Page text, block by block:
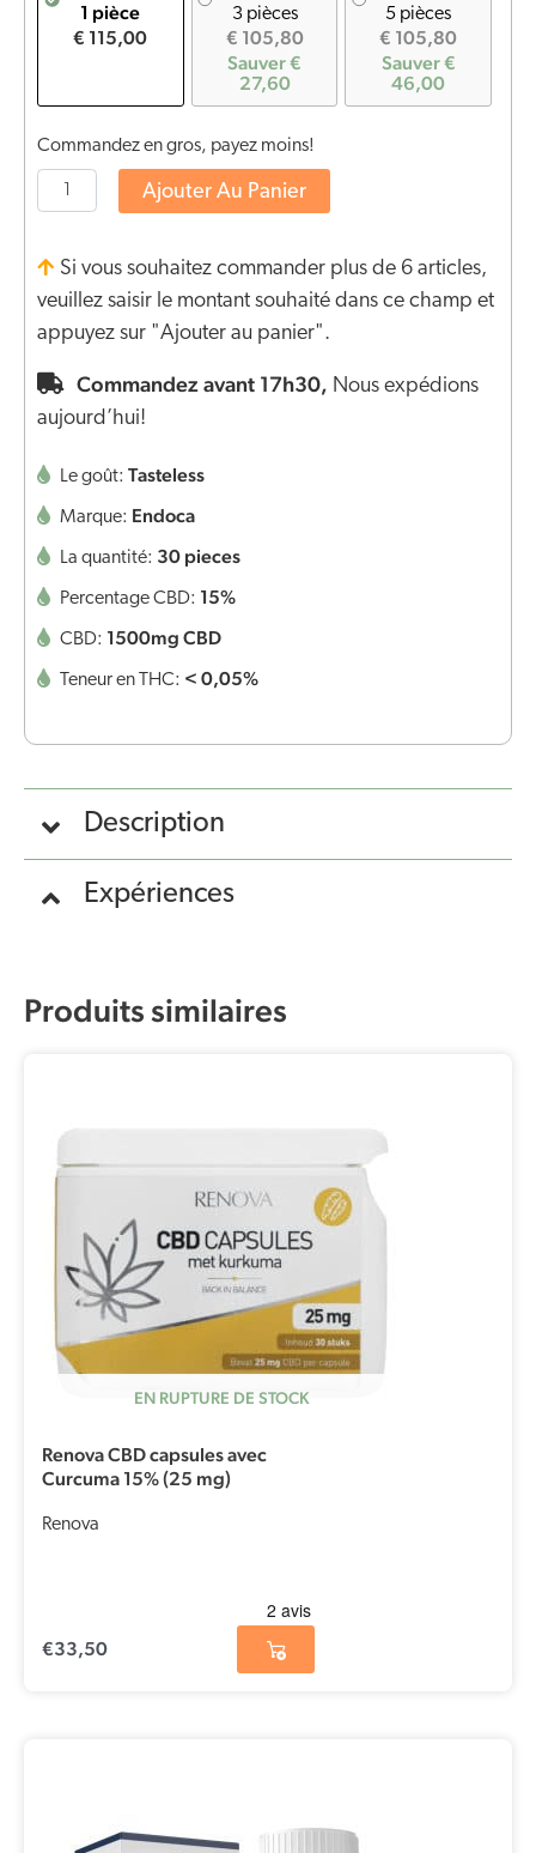
1 pièce
€ 115,00
3 pièces
€ 105,80
Sauver €
27,60
5 pièces
€ 105,80
Sauver €
46,00
Commandez en gros, payez moins!
Ajouter Au Panier
Si vous souhaitez commander plus de 6 articles,
veuillez saisir le montant souhaité dans ce champ et
appuyez sur "Ajouter au panier".
Commandez avant 17h30, Nous expédions
aujourd’hui!
Le goût: Tasteless
Marque: Endoca
La quantité: 30 pieces
Percentage CBD: 15%
CBD: 1500mg CBD
Teneur en THC: < 0,05%
Description
Expériences
Produits similaires
EN RUPTURE DE STOCK
Renova CBD capsules avec
Curcuma 15% (25 mg)
Renova
€33,50